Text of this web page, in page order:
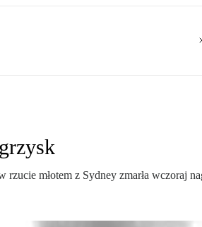
młotem z Sydney zmarła wczoraj